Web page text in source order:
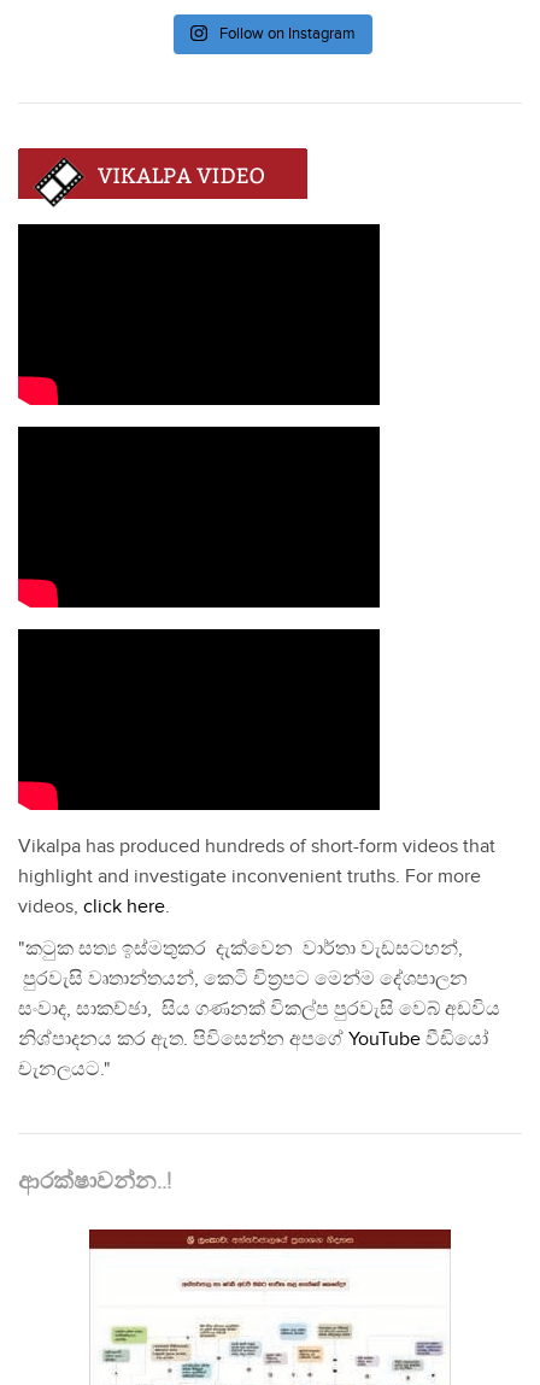
Follow on Instagram
Vikalpa has produced hundreds of short-form videos that
highlight and investigate inconvenient truths. For more
videos, click here.
"කටුක සත්‍ය ඉස්මතුකර දැක්වෙන වාර්තා වැඩසටහන්,
පුරවැසි වෘතාන්තයන්, කෙටි චිත්‍රපට මෙන්ම දේශපාලන
සංවාද, සාකච්ඡා, සිය ගණනක් විකල්ප පුරවැසි වෙබ් අඩවිය
නිශ්පාදනය කර ඇත. පිවිසෙන්න අපගේ YouTube වීඩියෝ
චැනලයට."
ආරක්ෂාවන්න..!